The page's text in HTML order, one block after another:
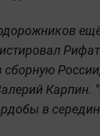
Карпин.
в